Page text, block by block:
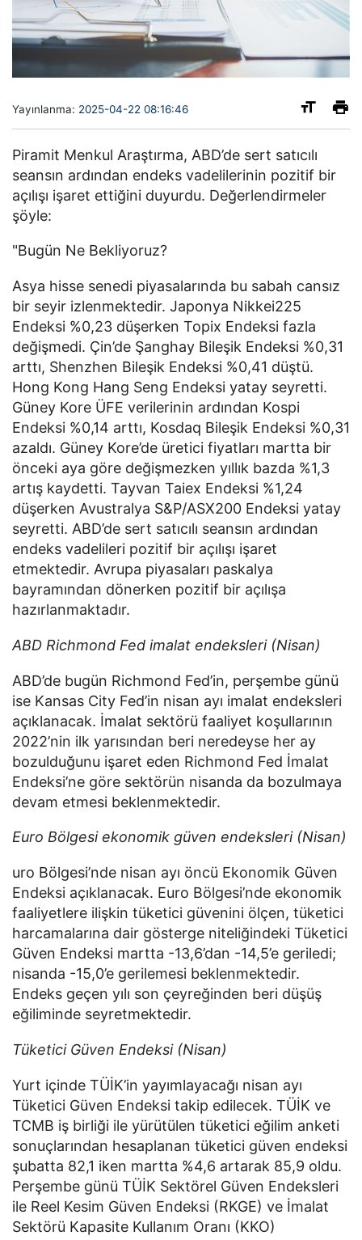
Yayınlanma: 2025-04-22 08:16:46
Piramit Menkul Araştırma, ABD’de sert satıcılı
seansın ardından endeks vadelilerinin pozitif bir
açılışı işaret ettiğini duyurdu. Değerlendirmeler
şöyle:
"Bugün Ne Bekliyoruz?
Asya hisse senedi piyasalarında bu sabah cansız
bir seyir izlenmektedir. Japonya Nikkei225
Endeksi %0,23 düşerken Topix Endeksi fazla
değişmedi. Çin’de Şanghay Bileşik Endeksi %0,31
arttı, Shenzhen Bileşik Endeksi %0,41 düştü.
Hong Kong Hang Seng Endeksi yatay seyretti.
Güney Kore ÜFE verilerinin ardından Kospi
Endeksi %0,14 arttı, Kosdaq Bileşik Endeksi %0,31
azaldı. Güney Kore’de üretici fiyatları martta bir
önceki aya göre değişmezken yıllık bazda %1,3
artış kaydetti. Tayvan Taiex Endeksi %1,24
düşerken Avustralya S&P/ASX200 Endeksi yatay
seyretti. ABD’de sert satıcılı seansın ardından
endeks vadelileri pozitif bir açılışı işaret
etmektedir. Avrupa piyasaları paskalya
bayramından dönerken pozitif bir açılışa
hazırlanmaktadır.
ABD Richmond Fed imalat endeksleri (Nisan)
ABD’de bugün Richmond Fed’in, perşembe günü
ise Kansas City Fed’in nisan ayı imalat endeksleri
açıklanacak. İmalat sektörü faaliyet koşullarının
2022’nin ilk yarısından beri neredeyse her ay
bozulduğunu işaret eden Richmond Fed İmalat
Endeksi’ne göre sektörün nisanda da bozulmaya
devam etmesi beklenmektedir.
Euro Bölgesi ekonomik güven endeksleri (Nisan)
uro Bölgesi’nde nisan ayı öncü Ekonomik Güven
Endeksi açıklanacak. Euro Bölgesi’nde ekonomik
faaliyetlere ilişkin tüketici güvenini ölçen, tüketici
harcamalarına dair gösterge niteliğindeki Tüketici
Güven Endeksi martta -13,6’dan -14,5’e geriledi;
nisanda -15,0’e gerilemesi beklenmektedir.
Endeks geçen yılı son çeyreğinden beri düşüş
eğiliminde seyretmektedir.
Tüketici Güven Endeksi (Nisan)
Yurt içinde TÜİK’in yayımlayacağı nisan ayı
Tüketici Güven Endeksi takip edilecek. TÜİK ve
TCMB iş birliği ile yürütülen tüketici eğilim anketi
sonuçlarından hesaplanan tüketici güven endeksi
şubatta 82,1 iken martta %4,6 artarak 85,9 oldu.
Perşembe günü TÜİK Sektörel Güven Endeksleri
ile Reel Kesim Güven Endeksi (RKGE) ve İmalat
Sektörü Kapasite Kullanım Oranı (KKO)